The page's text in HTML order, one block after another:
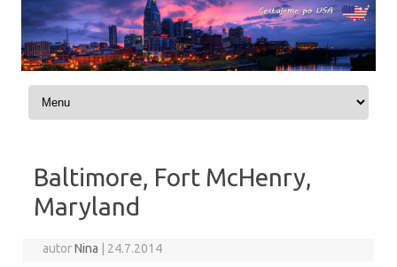
Skip to content
Baltimore, Fort McHenry,
Maryland
autorNina 24.7.2014